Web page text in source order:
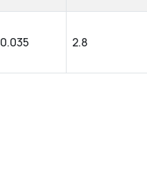
0.035 2.8